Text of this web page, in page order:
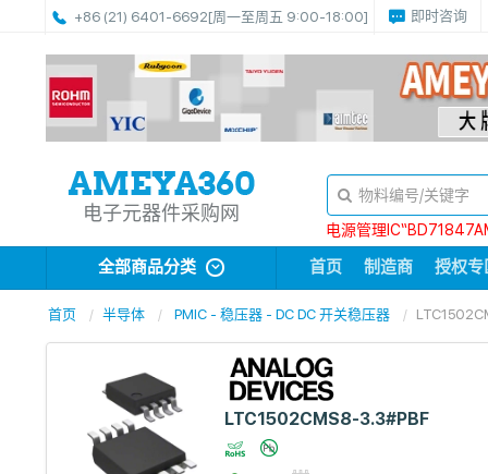
+86 (21) 6401-6692[周一至周五 9:00-18:00] 即时咨询
电子元器件采购网
电源管理
全部商品分类 首页 制造商 授权专
首页 半导体 PMIC - 稳压器 - DC DC 开关稳压器
LTC1502CMS8-3.3#PBF